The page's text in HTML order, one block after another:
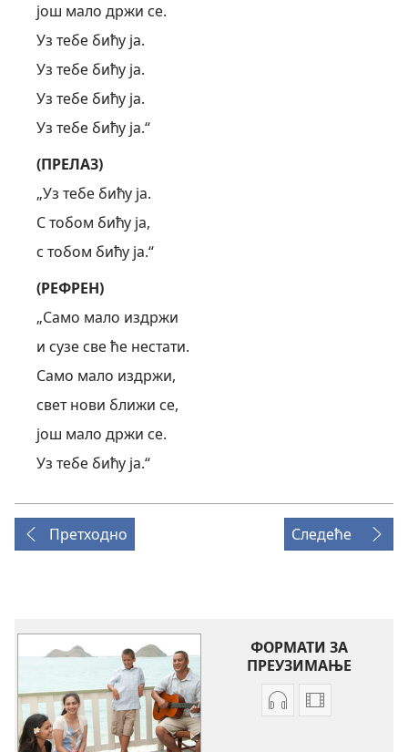
још мало држи се.
Уз тебе бићу ја.
Уз тебе бићу ја.
Уз тебе бићу ја.
Уз тебе бићу ја.“
(ПРЕЛАЗ)
„Уз тебе бићу ја.
С тобом бићу ја,
с тобом бићу ја.“
(РЕФРЕН)
„Само мало издржи
и сузе све ће нестати.
Само мало издржи,
свет нови ближи се,
још мало држи се.
Уз тебе бићу ја.“
Претходно Следеће
ФОРМАТИ ЗА
ПРЕУЗИМАЊЕ
ФорматиФормати